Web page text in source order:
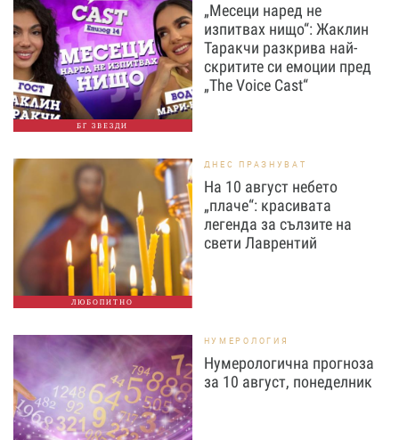
БГ ЗВЕЗДИ
„Месеци наред не
изпитвах нищо“: Жаклин
Таракчи разкрива най-
скритите си емоции пред
„The Voice Cast“
ЛЮБОПИТНО
ДНЕС ПРАЗНУВАТ
На 10 август небето
„плаче“: красивата
легенда за сълзите на
свети Лаврентий
НУМЕРОЛОГИЯ
Нумерологична прогноза
за 10 август, понеделник